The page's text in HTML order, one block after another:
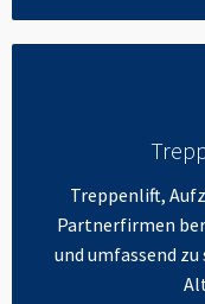
Treppenlift,
Partnerfirmen
und umfassend